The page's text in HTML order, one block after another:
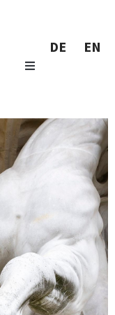
DE EN